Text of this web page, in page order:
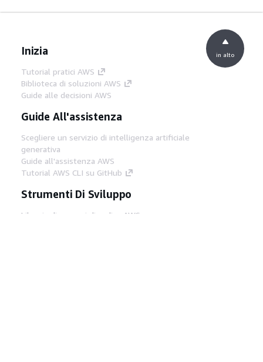
Inizia
Tutorial pratici AWS
Biblioteca di soluzioni AWS
Guide alle decisioni AWS
Guide All'assistenza
Scegliere un servizio di intelligenza artificiale
generativa
Guide all'assistenza AWS
Tutorial AWS CLI su GitHub
Strumenti Di Sviluppo
Libreria di esempi di codice AWS
in alto